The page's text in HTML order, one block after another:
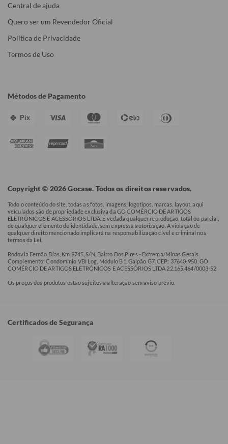
Central de ajuda
Quero ser um Revendedor Oficial
Política de Privacidade
Termos de Uso
Métodos de Pagamento
Pix
Copyright © 2026 Gocase. Todos os direitos reservados.
Todo o conteúdo do site, todas as fotos, imagens, logotipos, marcas, layout, aqui
veículados são de propriedade exclusiva da GO COMÉRCIO DE ARTIGOS
ELETRÔNICOS E ACESSÓRIOS LTDA. É vedada qualquer reprodução, total ou parcial,
de qualquer elemento de identidade, sem expressa autorização. A violação de
qualquer direito mencionado implicará na responsabilização cível e criminal nos
termos da Lei.
Rodovia Fernão Dias, Km 9745, S/N, Bairro Dos Pires - Extrema/Minas Gerais.
Complemento: Condomínio VBI Log, Módulo B1, Galpão G7. CEP: 37640-950. GO
COMÉRCIO DE ARTIGOS ELETRÔNICOS E ACESSÓRIOS LTDA 22.165.464/0003-52
Os preços dos produtos estão sujeitos a alteração sem aviso prévio.
Certificados de Segurança